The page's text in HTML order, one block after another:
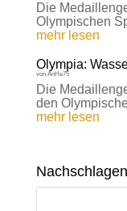
Die
Olympischen
mehr lesen
Olympia:
von AnHe75
Die
den
mehr lesen
Nachschlagen